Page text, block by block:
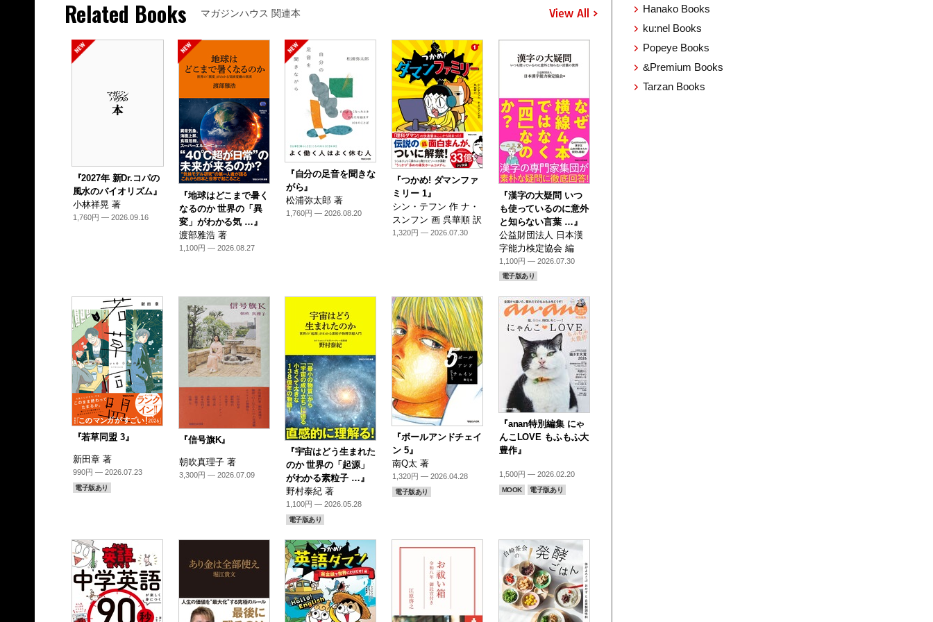
Related Books マガジンハウス 関連本 View All
『2027年 新Dr.コパの
風水のバイオリズム』
小林祥晃 著
1,760円 — 2026.09.16
『地球はどこまで暑く
なるのか 世界の「異
変」がわかる気 …』
渡部雅浩 著
1,100円 — 2026.08.27
『自分の足音を聞きな
がら』
松浦弥太郎 著
1,760円 — 2026.08.20
『つかめ! ダマンファ
ミリー 1』
シン・テフン 作 ナ・
スンフン 画 呉華順 訳
1,320円 — 2026.07.30
『漢字の大疑問 いつ
も使っているのに意外
と知らない言葉 …』
公益財団法人 日本漢
字能力検定協会 編
1,100円 — 2026.07.30
電子版あり
『若草同盟 3』
新田章 著
990円 — 2026.07.23
電子版あり
『信号旗K』
朝吹真理子 著
3,300円 — 2026.07.09
『宇宙はどう生まれた
のか 世界の「起源」
がわかる素粒子 …』
野村泰紀 著
1,100円 — 2026.05.28
電子版あり
『ボールアンドチェイ
ン 5』
南Q太 著
1,320円 — 2026.04.28
電子版あり
『anan特別編集 にゃ
んこLOVE もふもふ大
豊作』
1,500円 — 2026.02.20
MOOK 電子版あり
Hanako Books
ku:nel Books
Popeye Books
&Premium Books
Tarzan Books